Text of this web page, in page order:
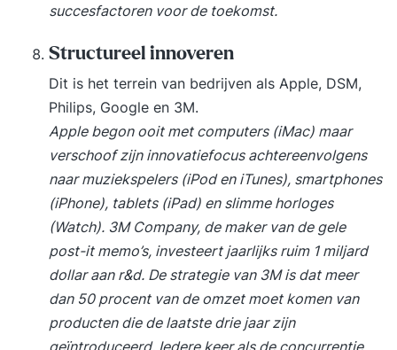
succesfactoren voor de toekomst.
Structureel innoveren
Dit is het terrein van bedrijven als Apple, DSM,
Philips, Google en 3M.
Apple begon ooit met computers (iMac) maar
verschoof zijn innovatiefocus achtereenvolgens
naar muziekspelers (iPod en iTunes), smartphones
(iPhone), tablets (iPad) en slimme horloges
(Watch). 3M Company, de maker van de gele
post-it memo’s, investeert jaarlijks ruim 1 miljard
dollar aan r&d. De strategie van 3M is dat meer
dan 50 procent van de omzet moet komen van
producten die de laatste drie jaar zijn
geïntroduceerd. Iedere keer als de concurrentie